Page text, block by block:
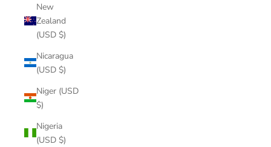
New
Zealand
(USD $)
Nicaragua
(USD $)
Niger (USD
$)
Nigeria
(USD $)